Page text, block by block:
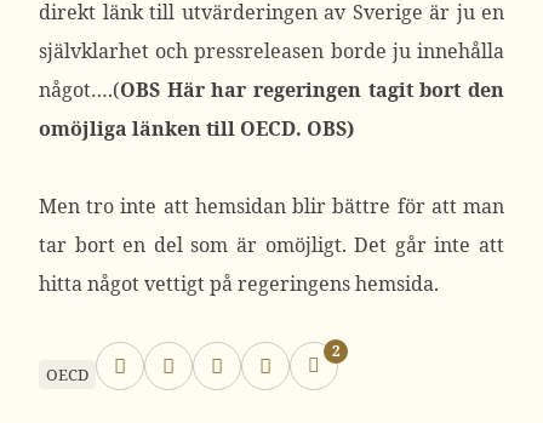
direkt länk till utvärderingen av Sverige är ju en
självklarhet och pressreleasen borde ju innehålla
något….(OBS Här har regeringen tagit bort den
omöjliga länken till OECD. OBS)
Men tro inte att hemsidan blir bättre för att man
tar bort en del som är omöjligt. Det går inte att
hitta något vettigt på regeringens hemsida.
OECD
2